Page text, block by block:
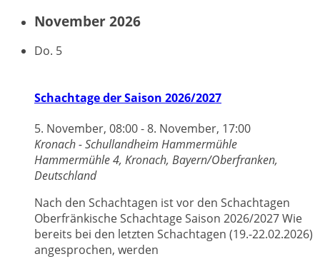
November 2026
Do. 5
Schachtage der Saison 2026/2027
5. November, 08:00-8. November, 17:00
Kronach - Schullandheim Hammermühle
Hammermühle 4, Kronach, Bayern/Oberfranken,
Deutschland
Nach den Schachtagen ist vor den Schachtagen
Oberfränkische Schachtage Saison 2026/2027 Wie
bereits bei den letzten Schachtagen (19.-22.02.2026)
angesprochen, werden